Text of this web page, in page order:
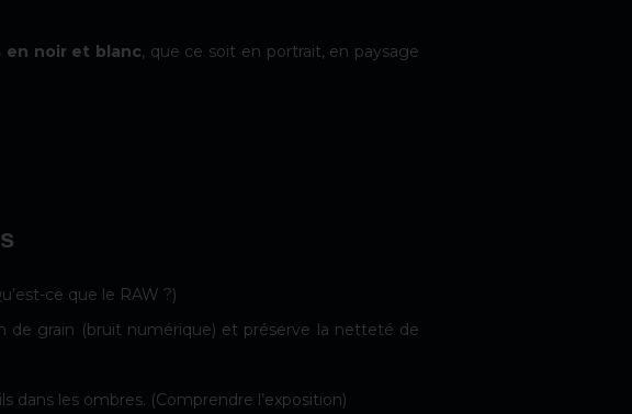
en noir et blanc, que ce soit en portrait, en paysage
ce que le RAW ?)
de grain (bruit numérique) et préserve la netteté de
dans les ombres. (Comprendre l’exposition)